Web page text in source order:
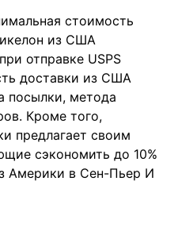
стоимость
из США
отправке USPS
доставки из США
посылки, метода
Кроме того,
предлагает своим
сэкономить до 10%
Америки в Сен-Пьер И